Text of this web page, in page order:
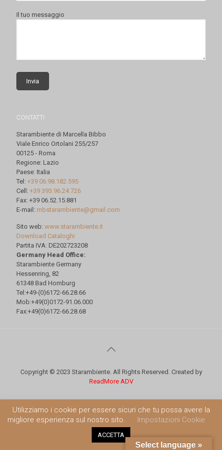
Il tuo messaggio
CONTATTI
Starambiente di Marcella Bibbo
Viale Enrico Ortolani 255/257
00125 - Roma
Regione: Lazio
Paese: Italia
Tel: +39 06.98.182.595
Cell: +39 393.96.24.726
Fax: +39 06.52.15.881
E-mail: mbstarambiente@gmail.com
Sito web: www.starambiente.it
Download Cataloghi
Partita IVA: DE202723208
Germany Head Office:
Starambiente Germany
Hessenring, 82
61348 Bad Homburg
Tel:+49-(0)6172-66.28.66
Mob:+49(0)0172-91.06.000
Fax:+49(0)6172-66.28.68
Copyright © 2023 Starambiente. All Rights Reserved. Created by
ReadMore ADV
Utilizziamo i cookie per essere sicuri che tu possa avere la
migliore esperienza sul nostro sito.
Impostazioni Cookie
ACCETTA
Select language »